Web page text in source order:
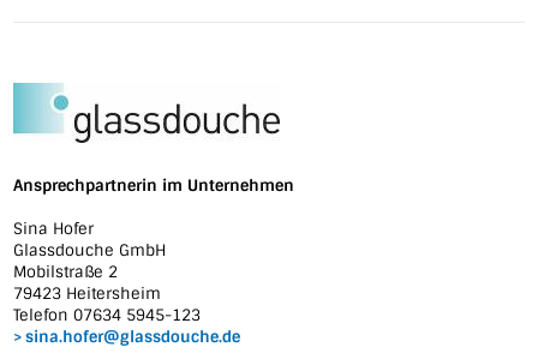
Ansprechpartnerin im Unternehmen
Sina Hofer
Glassdouche GmbH
Mobilstraße 2
79423 Heitersheim
Telefon 07634 5945-123
sina.hofer@glassdouche.de